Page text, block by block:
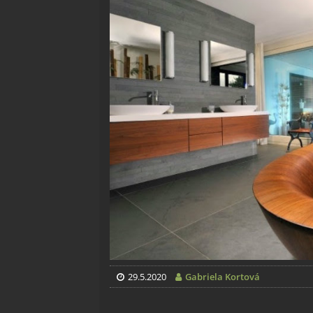
29.5.2020 Gabriela Kortová